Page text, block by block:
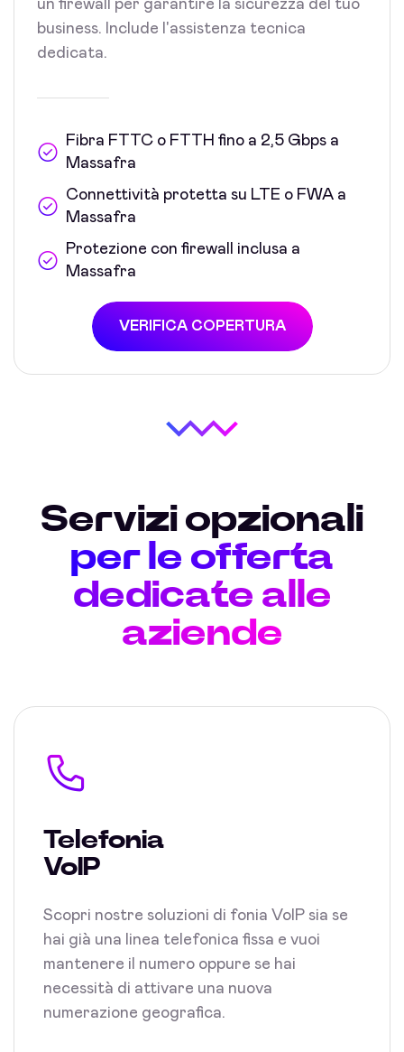
un firewall per garantire la sicurezza del tuo
business. Include l'assistenza tecnica
dedicata.
Fibra FTTC o FTTH fino a 2,5 Gbps a
Massafra
Connettività protetta su LTE o FWA a
Massafra
Protezione con firewall inclusa a
Massafra
VERIFICA COPERTURA
Servizi opzionali
per le offerta
dedicate alle
aziende
Telefonia
VoIP
Scopri nostre soluzioni di fonia VoIP sia se
hai già una linea telefonica fissa e vuoi
mantenere il numero oppure se hai
necessità di attivare una nuova
numerazione geografica.